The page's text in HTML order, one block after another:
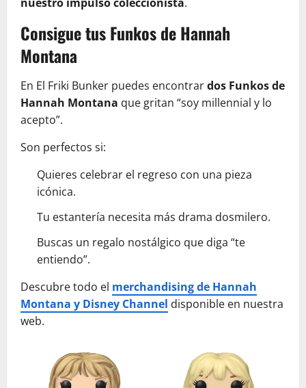
Consigue tus Funkos de Hannah
Montana
En El Friki Bunker puedes encontrardos Funkos de
Hannah Montana que gritan “soy millennial y lo
acepto”.
Son perfectos si:
Quieres celebrar el regreso con una pieza
icónica.
Tu estantería necesita más drama dosmilero.
Buscas un regalo nostálgico que diga “te
entiendo”.
Descubre todo el merchandising de Hannah
Montana y Disney Channel disponible en nuestra
web.